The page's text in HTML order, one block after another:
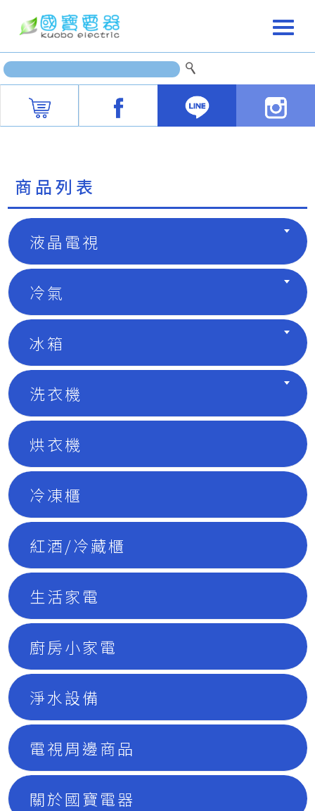
商品列表
液晶電視
冷氣
冰箱
洗衣機
烘衣機
冷凍櫃
紅酒/冷藏櫃
生活家電
廚房小家電
淨水設備
電視周邊商品
關於國寶電器